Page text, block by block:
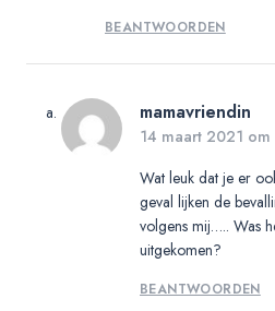
BEANTWOORDEN
mamavriendin
14 maart 2021
Wat leuk dat je er
geval lijken de
volgens mij….. Was
uitgekomen?
BEANTWOORDEN